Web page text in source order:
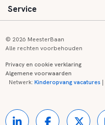
Voortgezet onderwijs
Kinderopvang
Vacatures
Zij-instroom informatie
Inloggen
Registreren
Service
Onderwijs links
© 2026 MeesterBaan
Alle rechten voorbehouden
Privacy en cookie verklaring
Algemene voorwaarden
Netwerk:Kinderopvang vacatures |